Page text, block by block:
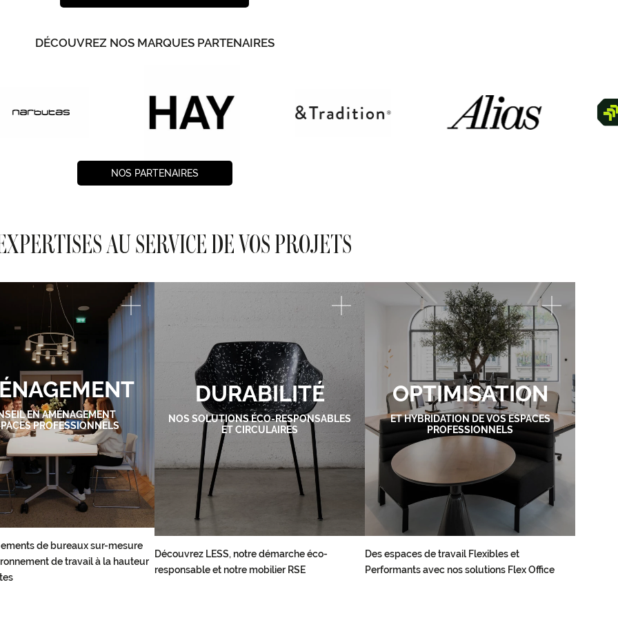
DÉCOUVREZ NOS MARQUES PARTENAIRES
NOS PARTENAIRES
AU SERVICE DE VOS PROJETS
EN AMÉNAGEMENT
PROFESSIONNELS
de bureaux sur-mesure
de travail à la hauteur
DURABILITÉ
NOS SOLUTIONS ÉCO-RESPONSABLES
ET CIRCULAIRES
Découvrez LESS, notre démarche éco-
responsable et notre mobilier RSE
OPTIMISATION
ET HYBRIDATION DE VOS ESPACES
PROFESSIONNELS
Des espaces de travail Flexibles et
Performants avec nos solutions Flex Office